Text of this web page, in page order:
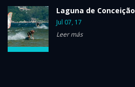
Laguna de Conceição
Jul 07, 17
Leer más